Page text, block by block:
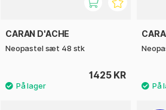
CARAN D'ACHE
Neopastel sæt 48 stk
1425 KR